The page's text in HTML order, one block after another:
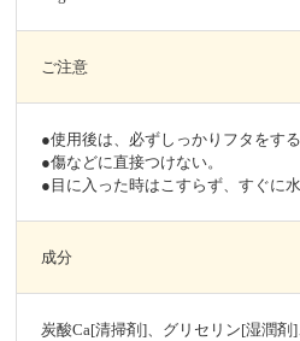
ご注意
●使用後は、必ずしっかりフタをする
●傷などに直接つけない。
●目に入った時はこすらず、すぐに
成分
炭酸Ca[清掃剤]、グリセリン[湿潤